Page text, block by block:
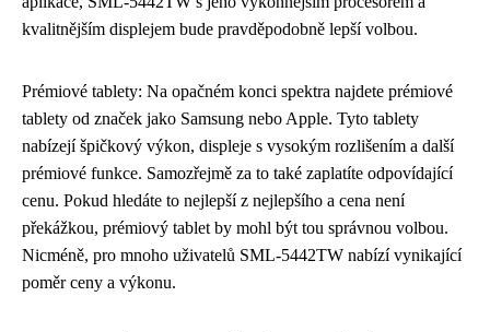
kvalitnějším displejem bude pravděpodobně lepší volbou.
Prémiové tablety: Na opačném konci spektra najdete prémiové
tablety od značek jako Samsung nebo Apple. Tyto tablety
nabízejí špičkový výkon, displeje s vysokým rozlišením a další
prémiové funkce. Samozřejmě za to také zaplatíte odpovídající
cenu. Pokud hledáte to nejlepší z nejlepšího a cena není
překážkou, prémiový tablet by mohl být tou správnou volbou.
Nicméně, pro mnoho uživatelů SML-5442TW nabízí vynikající
poměr ceny a výkonu.